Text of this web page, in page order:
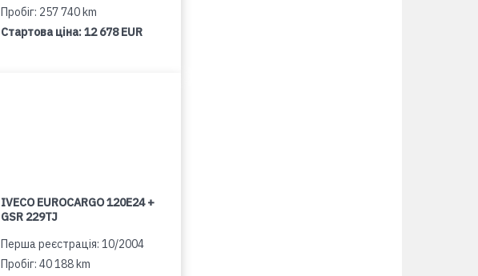
Пробіг: 257 740 km
Стартова ціна:12 678 EUR
IVECO EUROCARGO 120E24 +
GSR 229TJ
Перша реєстрація: 10/2004
Пробіг: 40 188 km